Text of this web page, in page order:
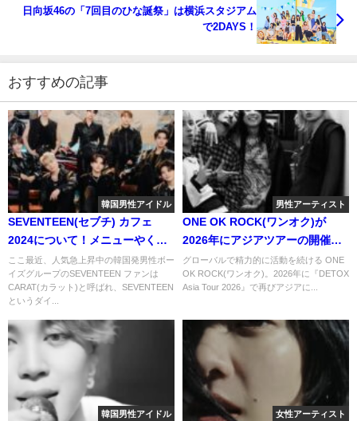
日向坂46の「7回目のひな誕祭」は横浜スタジアム
で2DAYS！
おすすめの記事
韓国男性アイドル
SEVENTEEN(セブチ) カフェ
2024について！メニューやくじ
についても紹介！
ここ最近、人気急上昇中の韓国発男性ボー
イズグループのSEVENTEEN ファンは
CARAT(カラット)と呼ばれ、SEVENTEEN
というダイ...
男性アーティスト
ONE OK ROCK(ワンオク)が
2026年にアジアツアーの開催を
発表！詳細を調べてみた！
グローバルで精力的に活動を続ける ONE
OK ROCK(ワンオク)。2026年に『DETOX
Asia Tour 2026』で再びアジアに...
韓国男性アイドル 女性アーティスト